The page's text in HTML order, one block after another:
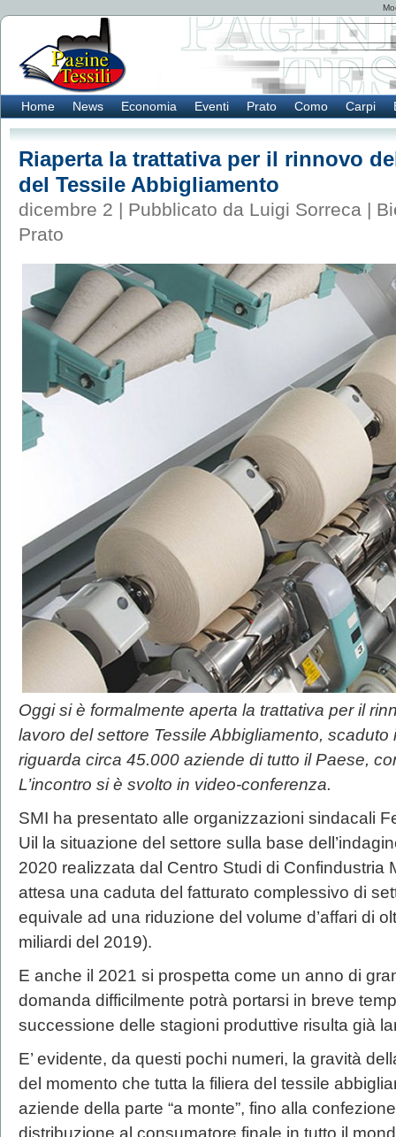
Home News Economia Eventi Prato Como Carpi
Riaperta la trattativa per il rinnovo
del Tessile Abbigliamento
dicembre 2 | Pubblicato da Luigi Sorreca |
Prato
Oggi si è formalmente aperta la trattativa per il
lavoro del settore Tessile Abbigliamento,
riguarda circa 45.000 aziende di tutto il Paese,
L’incontro si è svolto in video-conferenza.
SMI ha presentato alle organizzazioni sindacali
Uil la situazione del settore sulla base
2020 realizzata dal Centro Studi di Confindustria
attesa una caduta del fatturato complessivo di
equivale ad una riduzione del volume d’affari di
miliardi del 2019).
E anche il 2021 si prospetta come un anno di
domanda difficilmente potrà portarsi in breve
successione delle stagioni produttive risulta già
E’ evidente, da questi pochi numeri, la gravità
del momento che tutta la filiera del tessile
aziende della parte “a monte”, fino alla
distribuzione al consumatore finale in tutto il